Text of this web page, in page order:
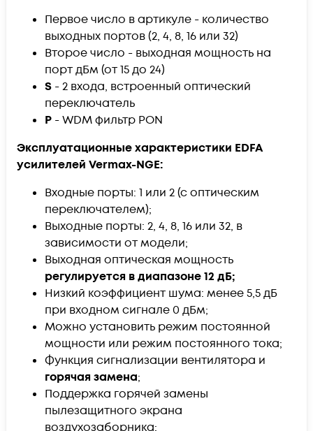
Первое число в артикуле - количество
выходных портов (2, 4, 8, 16 или 32)
Второе число - выходная мощность на
порт дБм (от 15 до 24)
S - 2 входа, встроенный оптический
переключатель
P - WDM фильтр PON
Эксплуатационные характеристики EDFA
усилителей Vermax-NGE:
Входные порты: 1 или 2 (с оптическим
переключателем);
Выходные порты: 2, 4, 8, 16 или 32, в
зависимости от модели;
Выходная оптическая мощность
регулируется в диапазоне 12 дБ;
Низкий коэффициент шума: менее 5,5 дБ
при входном сигнале 0 дБм;
Можно установить режим постоянной
мощности или режим постоянного тока;
Функция сигнализации вентилятора и
горячая замена;
Поддержка горячей замены
пылезащитного экрана
воздухозаборника;